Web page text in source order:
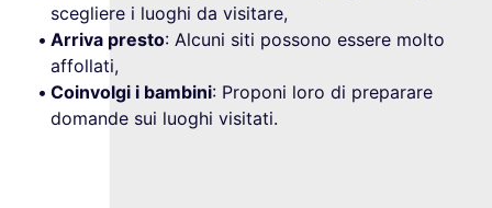
scegliere i luoghi da visitare,
Arriva presto: Alcuni siti possono essere molto
affollati,
Coinvolgi i bambini: Proponi loro di preparare
domande sui luoghi visitati.